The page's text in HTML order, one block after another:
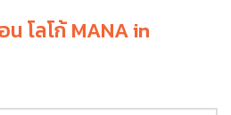
โลโก้ MANA in